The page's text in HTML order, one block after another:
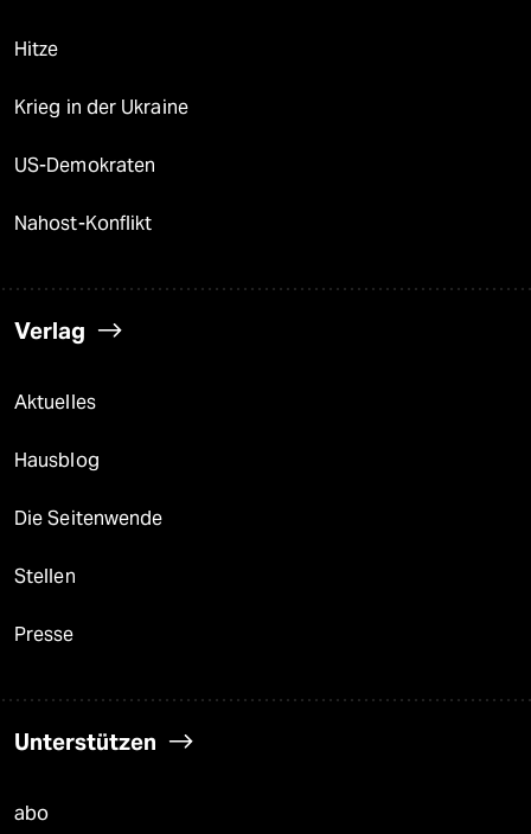
Hitze
Krieg in der Ukraine
US-Demokraten
Nahost-Konflikt
Verlag
Aktuelles
Hausblog
Die Seitenwende
Stellen
Presse
Unterstützen
abo